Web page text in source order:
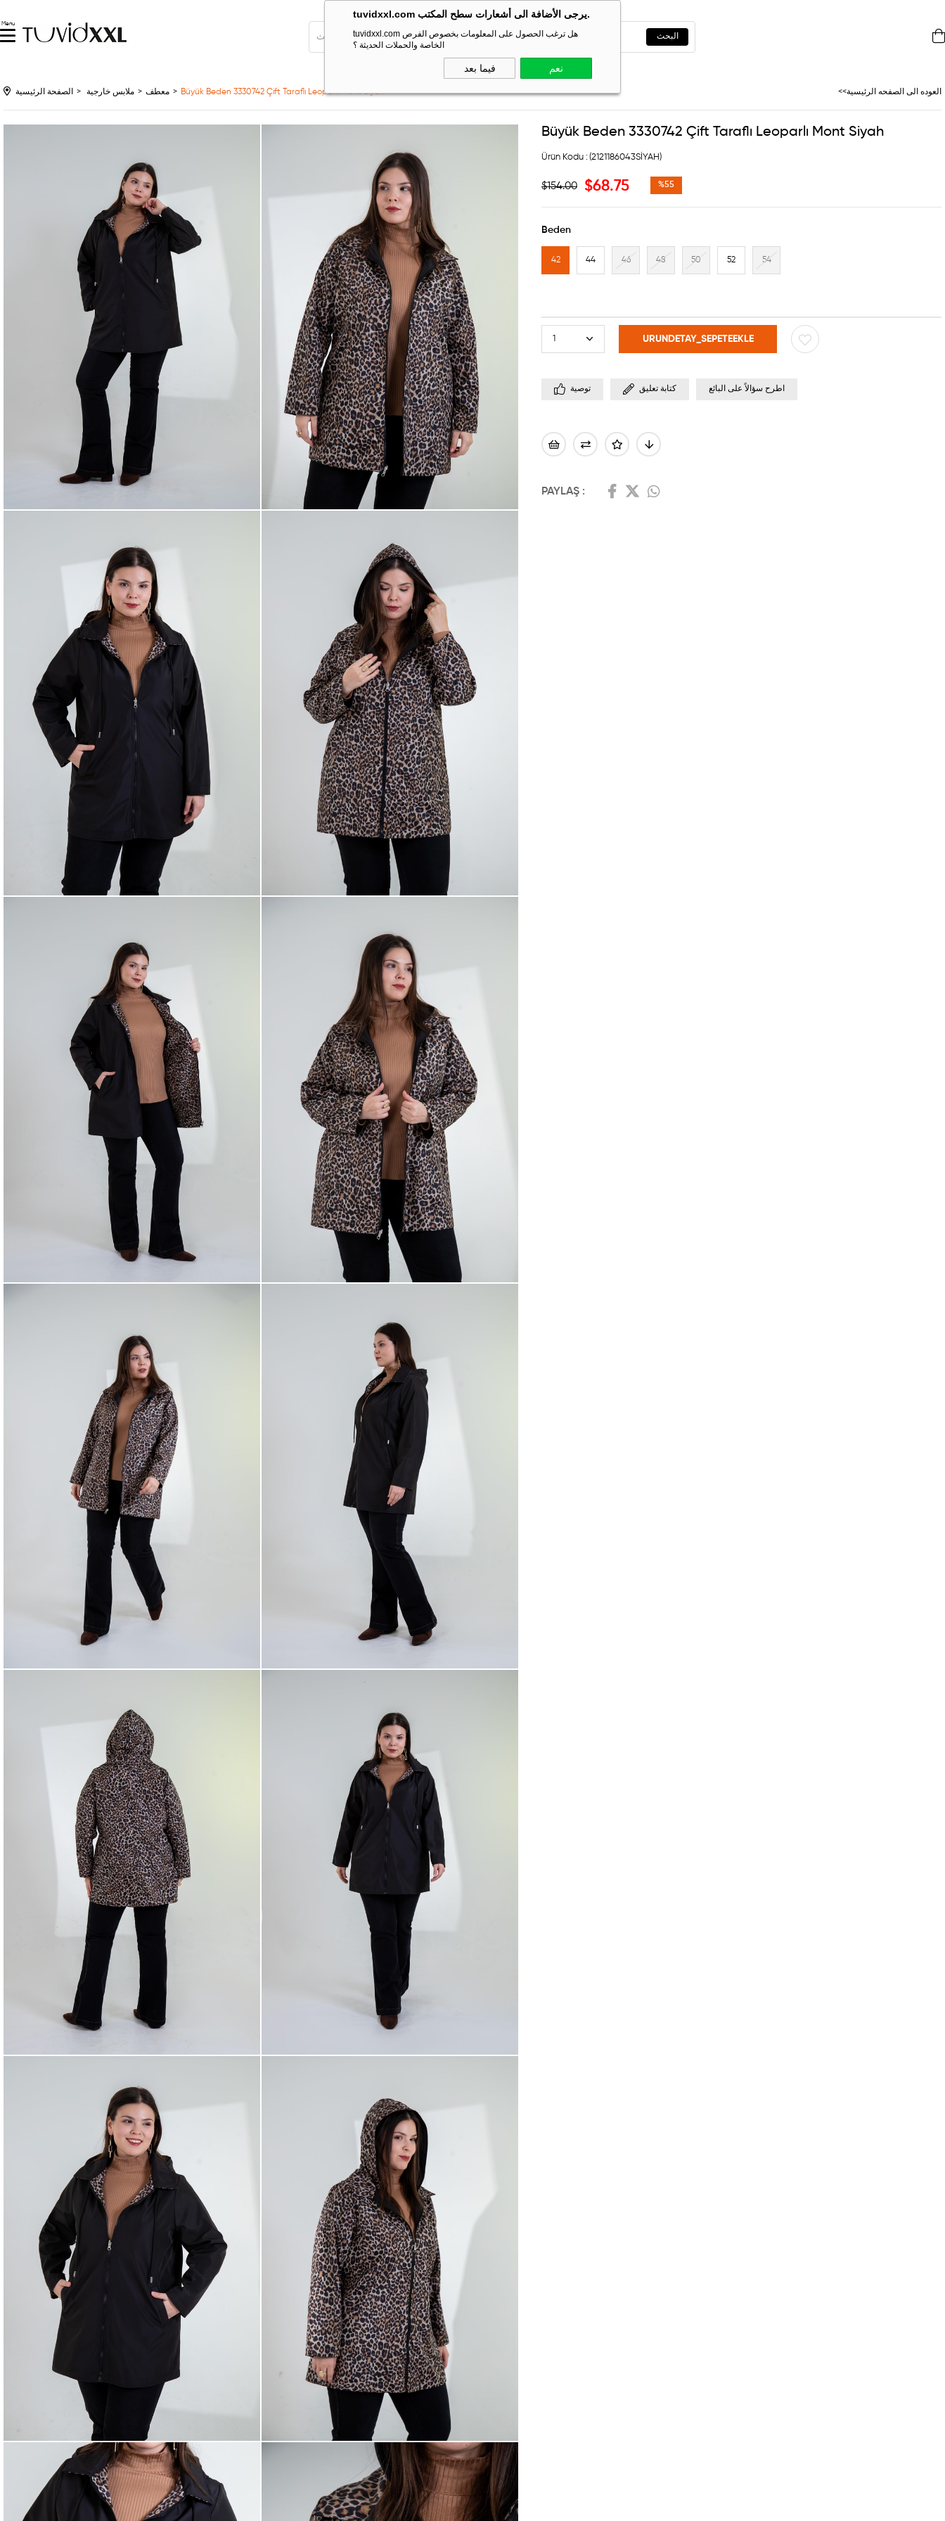
tuvidxxl.com يرجى الأضافة الى أشعارات سطح المكتب.
tuvidxxl.com هل ترغب الحصول على المعلومات بخصوص الفرص
الخاصة والحملات الحديثة ؟
فيما بعد نعم
Menu
الصفحة الرئيسية ملابس خارجية معطف Büyük Beden 3330742 Çift Taraflı Leoparlı Mont Siyah <<العوده‌ الی الصفحه‌ الرئیسیة
Büyük Beden 3330742 Çift Taraflı Leoparlı Mont Siyah
(2121186043SİYAH)
$154.00 $68.75 %55
Beden
42 44 46 48 50 52 54
توصية كتابة تعليق اطرح سؤالاً على البائع
PAYLAŞ :